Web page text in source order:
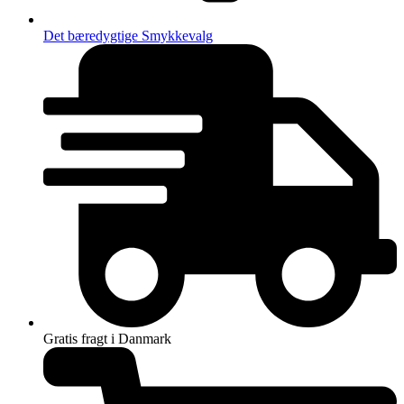
Det bæredygtige Smykkevalg
Gratis fragt i Danmark